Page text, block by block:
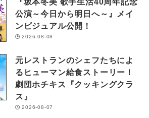
公演～今日から明日へ～』メイ
ンビジュアル公開！
2026-08-08
元レストランのシェフたちによ
るヒューマン給食ストーリー！
劇団ホチキス『クッキングクラ
ス』
2026-08-07